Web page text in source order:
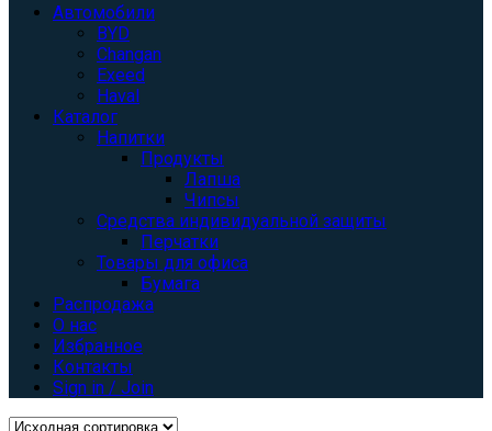
Автомобили
BYD
Changan
Exeed
Haval
Каталог
Напитки
Продукты
Лапша
Чипсы
Средства индивидуальной защиты
Перчатки
Товары для офиса
Бумага
Распродажа
О нас
Избранное
Контакты
Sign in / Join